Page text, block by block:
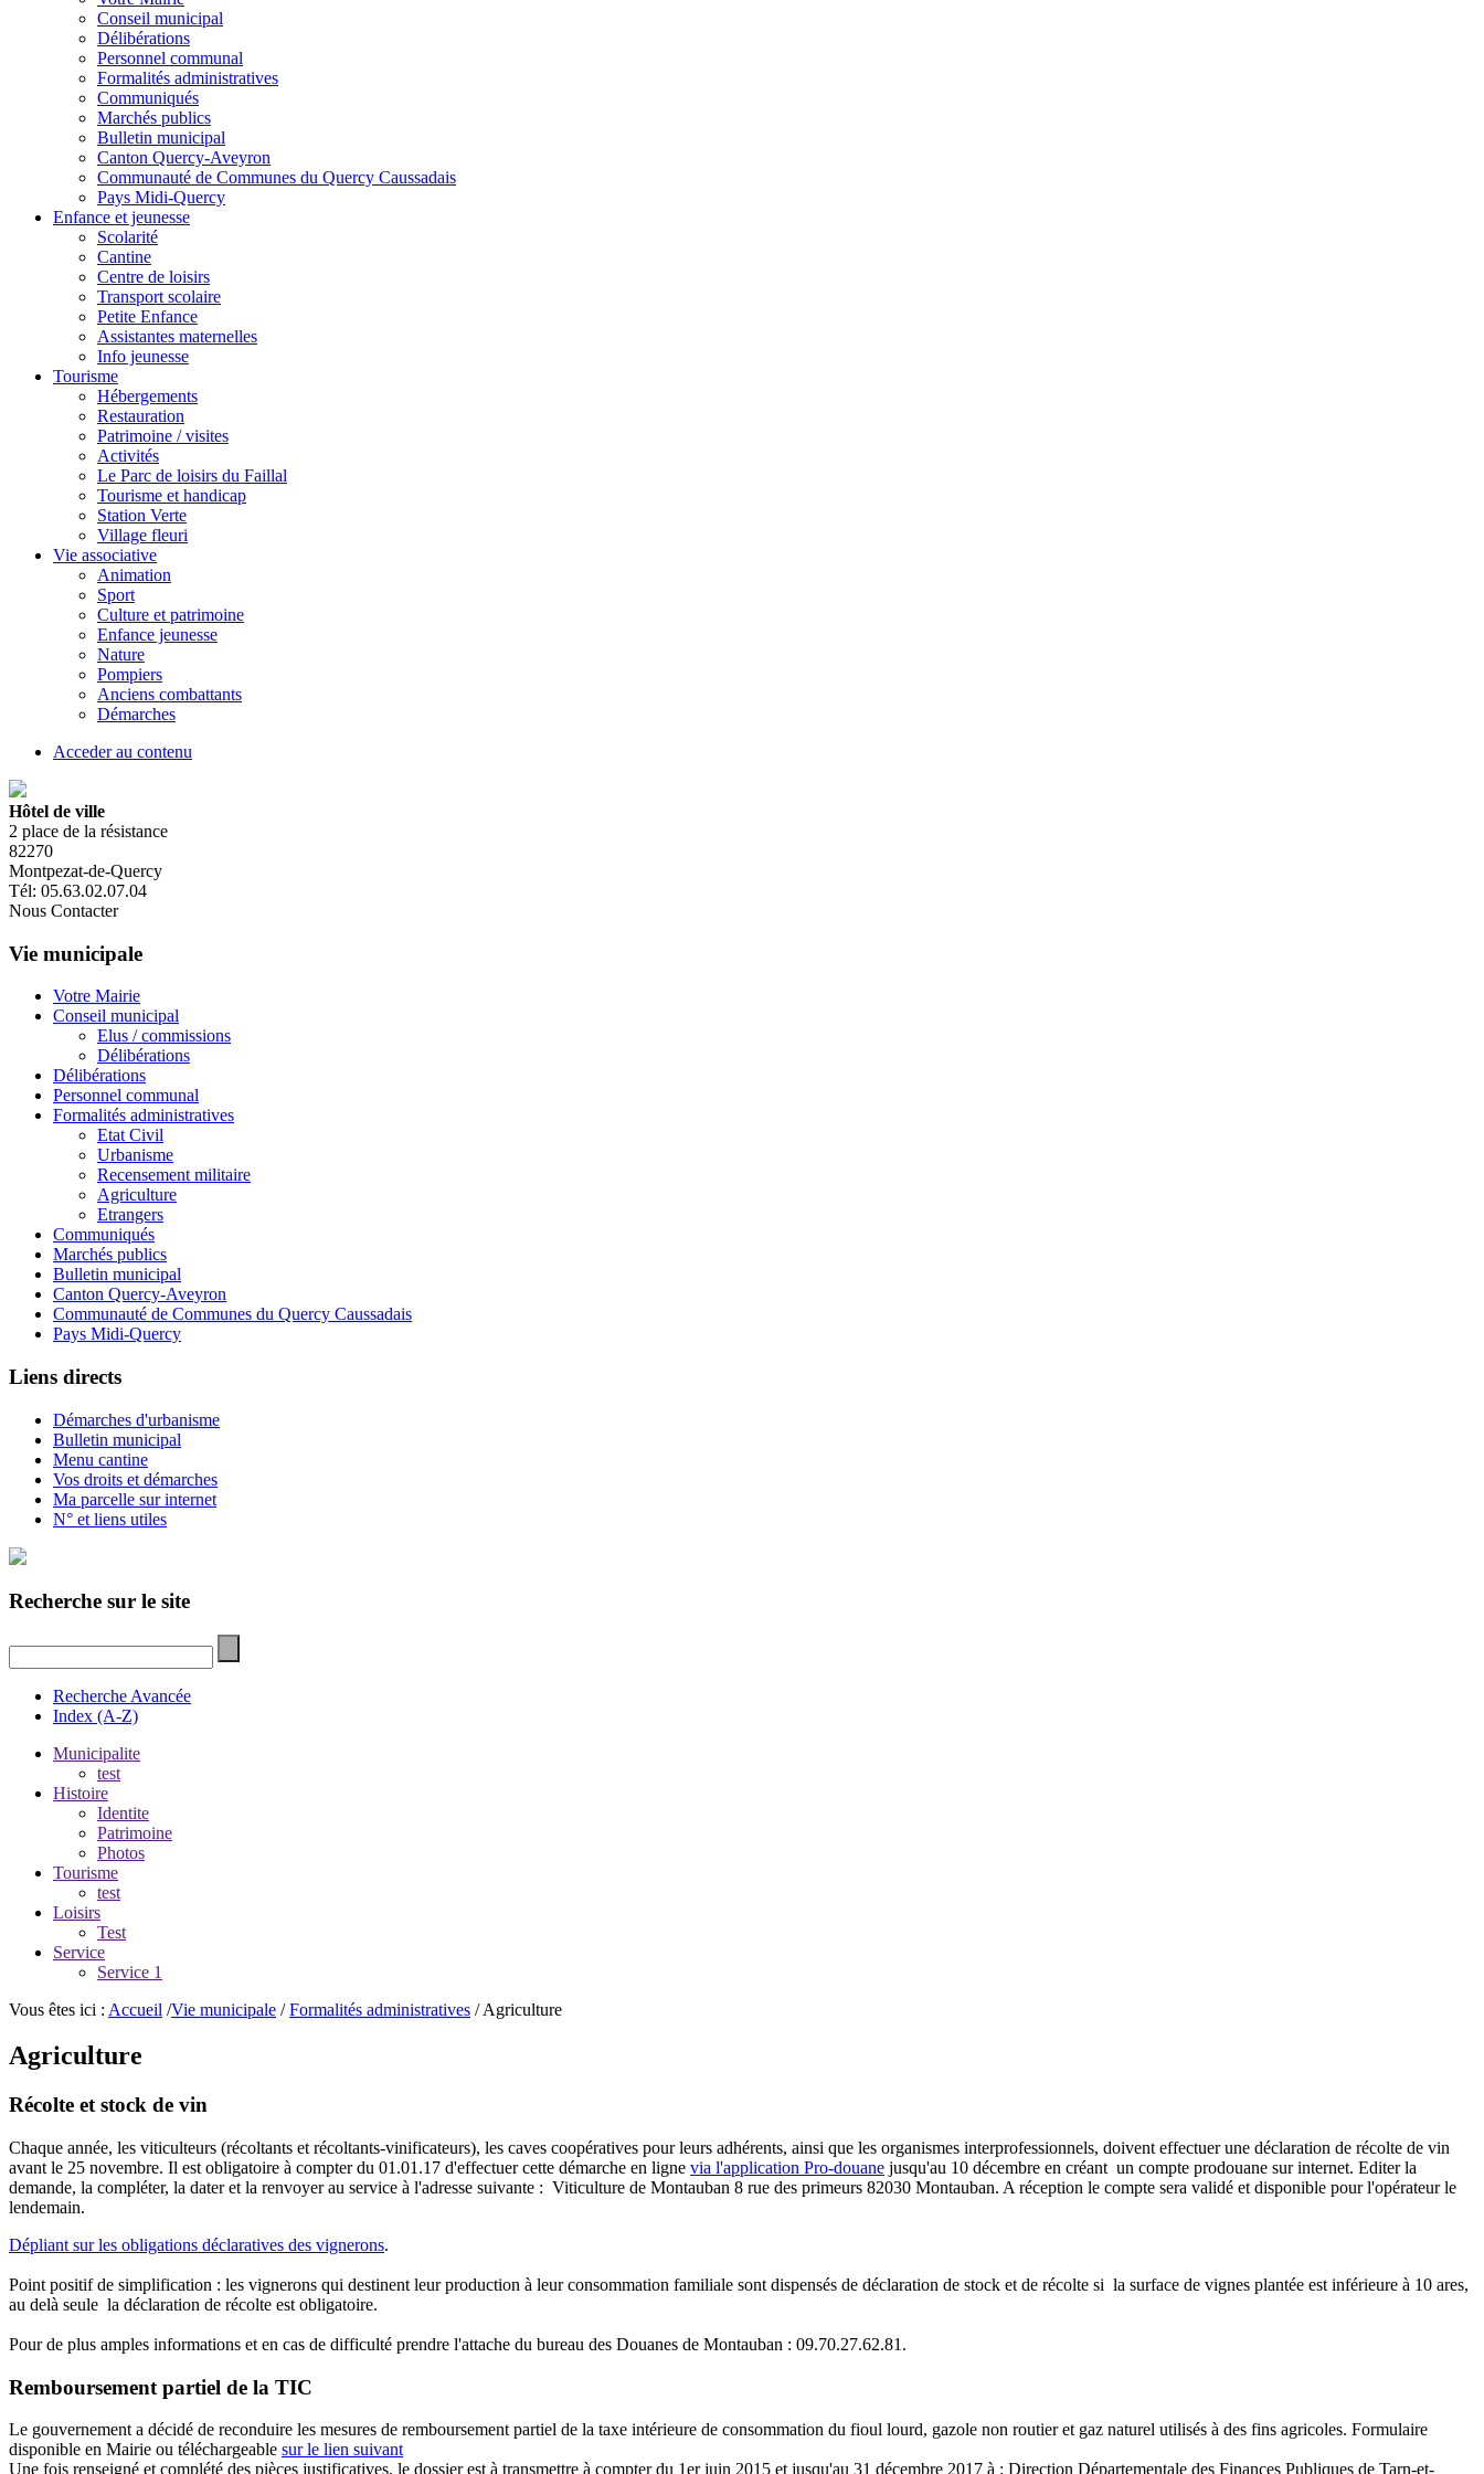
Conseil municipal
Délibérations
Personnel communal
Formalités administratives
Communiqués
Marchés publics
Bulletin municipal
Canton Quercy-Aveyron
Communauté de Communes du Quercy Caussadais
Pays Midi-Quercy
Enfance et jeunesse
Scolarité
Cantine
Centre de loisirs
Transport scolaire
Petite Enfance
Assistantes maternelles
Info jeunesse
Tourisme
Hébergements
Restauration
Patrimoine / visites
Activités
Le Parc de loisirs du Faillal
Tourisme et handicap
Station Verte
Village fleuri
Vie associative
Animation
Sport
Culture et patrimoine
Enfance jeunesse
Nature
Pompiers
Anciens combattants
Démarches
Acceder au contenu
Hôtel de ville
2 place de la résistance
82270
Montpezat-de-Quercy
Tél: 05.63.02.07.04
Nous Contacter
Vie municipale
Votre Mairie
Conseil municipal
Elus / commissions
Délibérations
Délibérations
Personnel communal
Formalités administratives
Etat Civil
Urbanisme
Recensement militaire
Agriculture
Etrangers
Communiqués
Marchés publics
Bulletin municipal
Canton Quercy-Aveyron
Communauté de Communes du Quercy Caussadais
Pays Midi-Quercy
Liens directs
Démarches d'urbanisme
Bulletin municipal
Menu cantine
Vos droits et démarches
Ma parcelle sur internet
N° et liens utiles
Recherche sur le site
Recherche Avancée
Index (A-Z)
Municipalite
test
Histoire
Identite
Patrimoine
Photos
Tourisme
test
Loisirs
Test
Service
Service 1
Vous êtes ici : Accueil /Vie municipale /Formalités administratives / Agriculture
Agriculture
Récolte et stock de vin
Chaque année, les viticulteurs (récoltants et récoltants-vinificateurs), les caves coopératives pour leurs adhérents, ainsi que les organismes interprofessionnels, doivent effectuer une déclaration de récolte de vin
avant le 25 novembre. Il est obligatoire à compter du 01.01.17 d'effectuer cette démarche en ligne via l'application Pro-douane jusqu'au 10 décembre en créant un compte prodouane sur internet. Editer la
demande, la compléter, la dater et la renvoyer au service à l'adresse suivante : Viticulture de Montauban 8 rue des primeurs 82030 Montauban. A réception le compte sera validé et disponible pour l'opérateur le
lendemain.
Dépliant sur les obligations déclaratives des vignerons.
Point positif de simplification : les vignerons qui destinent leur production à leur consommation familiale sont dispensés de déclaration de stock et de récolte si la surface de vignes plantée est inférieure à 10 ares,
au delà seule la déclaration de récolte est obligatoire.
Pour de plus amples informations et en cas de difficulté prendre l'attache du bureau des Douanes de Montauban : 09.70.27.62.81.
Remboursement partiel de la TIC
Le gouvernement a décidé de reconduire les mesures de remboursement partiel de la taxe intérieure de consommation du fioul lourd, gazole non routier et gaz naturel utilisés à des fins agricoles. Formulaire
disponible en Mairie ou téléchargeable sur le lien suivant
Une fois renseigné et complété des pièces justificatives, le dossier est à transmettre à compter du 1er juin 2015 et jusqu'au 31 décembre 2017 à : Direction Départementale des Finances Publiques de Tarn-et-